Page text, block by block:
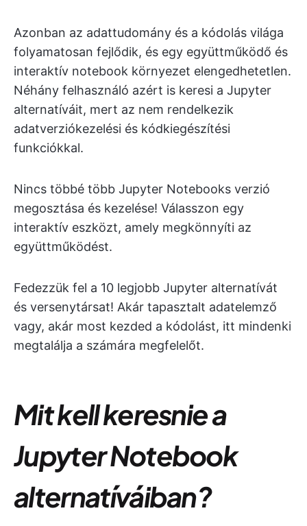
Azonban az adattudomány és a kódolás világa
folyamatosan fejlődik, és egy együttműködő és
interaktív notebook környezet elengedhetetlen.
Néhány felhasználó azért is keresi a Jupyter
alternatíváit, mert az nem rendelkezik
adatverziókezelési és kódkiegészítési
funkciókkal.
Nincs többé több Jupyter Notebooks verzió
megosztása és kezelése! Válasszon egy
interaktív eszközt, amely megkönnyíti az
együttműködést.
Fedezzük fel a 10 legjobb Jupyter alternatívát
és versenytársat! Akár tapasztalt adatelemző
vagy, akár most kezded a kódolást, itt mindenki
megtalálja a számára megfelelőt.
Mit kell keresnie a
Jupyter Notebook
alternatíváiban?